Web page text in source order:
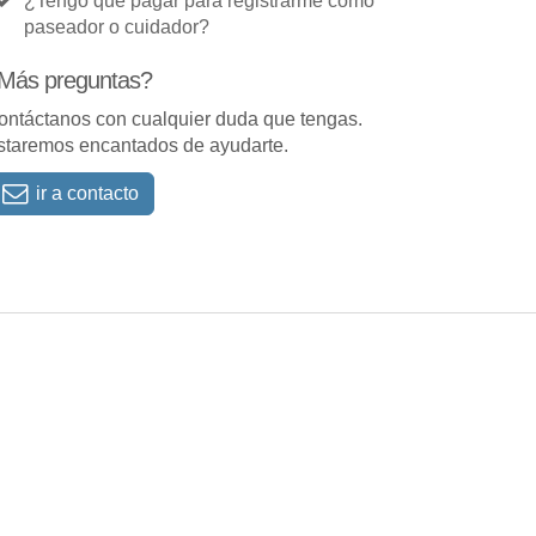
paseador o cuidador?
preguntas?
con cualquier duda que tengas.
encantados de ayudarte.
ir a contacto